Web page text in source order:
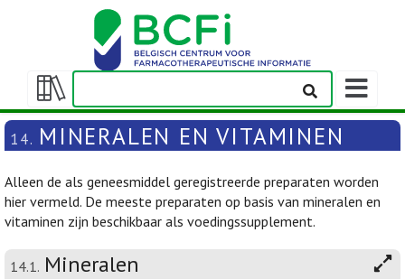
Weergeven/verbergen
inhoudstafel
14. MINERALEN EN VITAMINEN
Alleen de als geneesmiddel geregistreerde preparaten worden
hier vermeld. De meeste preparaten op basis van mineralen en
vitaminen zijn beschikbaar als voedingssupplement.
14.1. Mineralen